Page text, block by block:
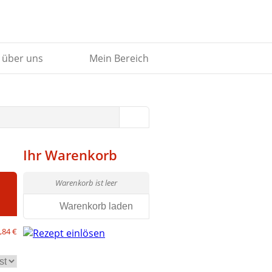
uns Mein Bereich
€
Ihr Warenkorb
Warenkorb ist leer
Warenkorb laden